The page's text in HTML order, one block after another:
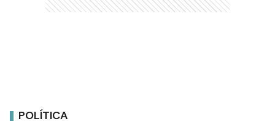
POLÍTICA